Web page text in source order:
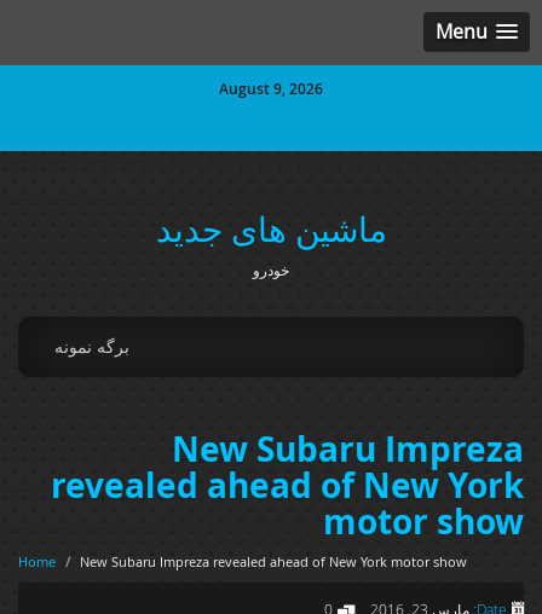
Menu
August 9, 2026
ماشین های جدید
خودرو
برگه نمونه
New Subaru Impreza
revealed ahead of New York
motor show
Home / New Subaru Impreza revealed ahead of New York motor show
Date: مارس 23, 2016 0